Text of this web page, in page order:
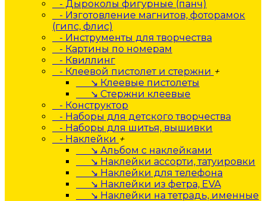
- Дыроколы фигурные (панч)
- Изготовление магнитов, фоторамок
(гипс, флис)
- Инструменты для творчества
- Картины по номерам
- Квиллинг
- Клеевой пистолет и стержни +
↘ Клеевые пистолеты
↘ Стержни клеевые
- Конструктор
- Наборы для детского творчества
- Наборы для шитья, вышивки
- Наклейки +
↘ Альбом с наклейками
↘ Наклейки ассорти, татуировки
↘ Наклейки для телефона
↘ Наклейки из фетра, EVA
↘ Наклейки на тетрадь, именные